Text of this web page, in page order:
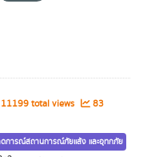
11199 total views
83
าดการณ์สถานการณ์ภัยแล้ง และอุทกภัย